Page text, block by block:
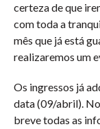
certeza de que
com toda a
mês que já está
realizaremos um
Os ingressos já
data (09/abril).
breve todas as